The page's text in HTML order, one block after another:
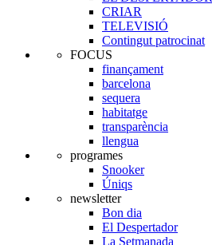
CRIAR
TELEVISIÓ
Contingut patrocinat
FOCUS
finançament
barcelona
sequera
habitatge
transparència
llengua
programes
Snooker
Úniqs
newsletter
Bon dia
El Despertador
La Setmanada